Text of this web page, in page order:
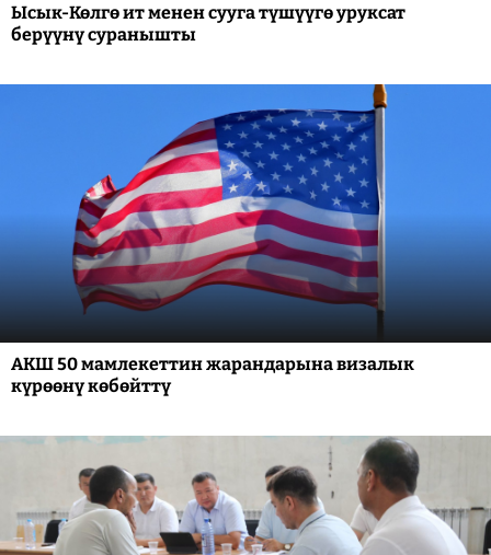
Ысык-Көлгө ит менен сууга түшүүгө уруксат
берүүнү суранышты
АКШ 50 мамлекеттин жарандарына визалык
күрөөнү көбөйттү